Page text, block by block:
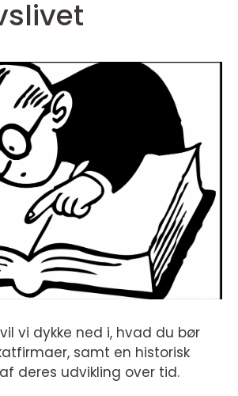
vi dykke ned i, hvad du bør
samt en historisk
deres udvikling over tid.